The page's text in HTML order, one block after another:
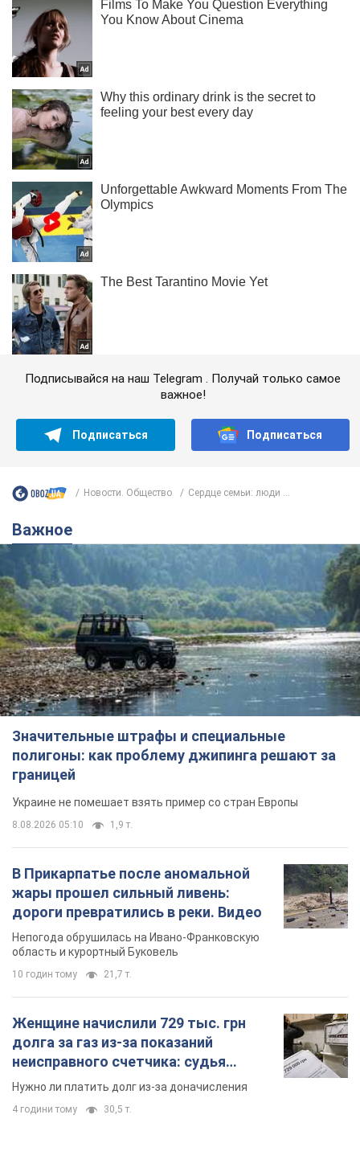
Подписывайся на наш Telegram . Получай только самое
важное!
Подписаться Подписаться
Новости. Общество Сердце семьи: люди ...
Важное
Значительные штрафы и специальные
полигоны: как проблему джипинга решают за
границей
Украине не помешает взять пример со стран Европы
8.08.2026 05:10 1,9 т.
В Прикарпатье после аномальной
жары прошел сильный ливень:
дороги превратились в реки. Видео
Непогода обрушилась на Ивано-Франковскую
область и курортный Буковель
10 годин тому 21,7 т.
Женщине начислили 729 тыс. грн
долга за газ из-за показаний
неисправного счетчика: судья
вынес неожиданное решение
Нужно ли платить долг из-за доначисления
4 години тому 30,5 т.